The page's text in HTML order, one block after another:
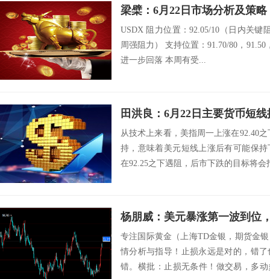
梁檗：6月22日市场分析及策略
USDX 阻力位置：92.05/10（日内关键
周强阻力） 支持位置：91.70/80，
进一步回落 本周有受...
田洪良：6月22日主要货币
从技术上来看，美指周一上涨在92.40
持，意味着美元短线上涨后有可能保
在92.25之下遇阻，后市下跌的目标将
杨朋威：美元暴涨第一波到位
专注国际黄金（上海TD金银，期货金
情分析与指导！止损永远是对的，错
错。横批：止损无条件！做交易，多